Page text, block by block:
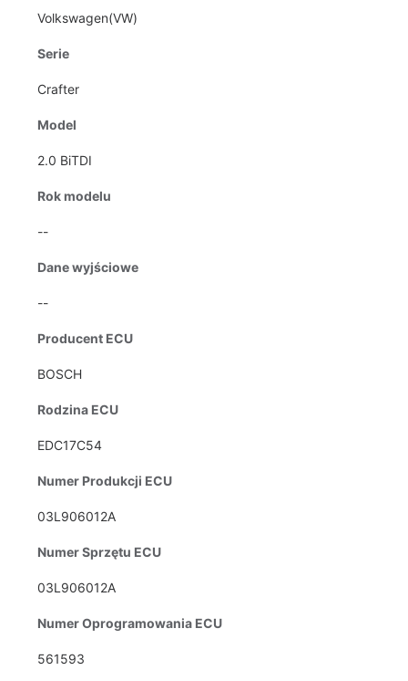
Volkswagen(VW)
Serie
Crafter
Model
2.0 BiTDI
Rok modelu
--
Dane wyjściowe
--
Producent ECU
BOSCH
Rodzina ECU
EDC17C54
Numer Produkcji ECU
03L906012A
Numer Sprzętu ECU
03L906012A
Numer Oprogramowania ECU
561593